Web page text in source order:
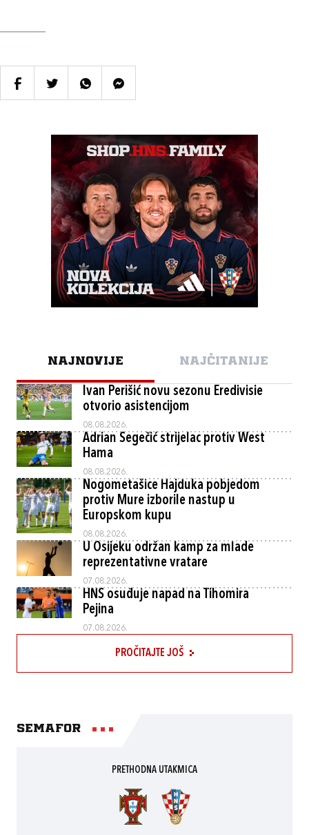
NAJNOVIJE NAJČITANIJE
Ivan Perišić novu sezonu Eredivisie
otvorio asistencijom
08.08.2026.
Adrian Segečić strijelac protiv West
Hama
08.08.2026.
Nogometašice Hajduka pobjedom
protiv Mure izborile nastup u
Europskom kupu
08.08.2026.
U Osijeku održan kamp za mlade
reprezentativne vratare
07.08.2026.
HNS osuđuje napad na Tihomira
Pejina
07.08.2026.
PROČITAJTE JOŠ
Semafor
PRETHODNA UTAKMICA